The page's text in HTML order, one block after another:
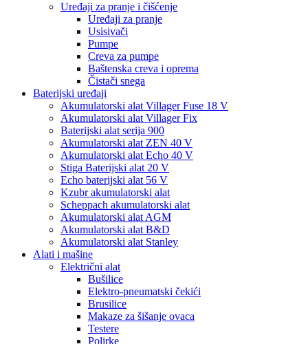
Uređaji za pranje i čišćenje
Uređaji za pranje
Usisivači
Pumpe
Creva za pumpe
Baštenska creva i oprema
Čistači snega
Baterijski uređaji
Akumulatorski alat Villager Fuse 18 V
Akumulatorski alat Villager Fix
Baterijski alat serija 900
Akumulatorski alat ZEN 40 V
Akumulatorski alat Echo 40 V
Stiga Baterijski alat 20 V
Echo baterijski alat 56 V
Kzubr akumulatorski alat
Scheppach akumulatorski alat
Akumulatorski alat AGM
Akumulatorski alat B&D
Akumulatorski alat Stanley
Alati i mašine
Električni alat
Bušilice
Elektro-pneumatski čekići
Brusilice
Makaze za šišanje ovaca
Testere
Polirke